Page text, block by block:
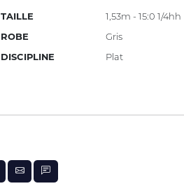
TAILLE
1,53m - 15:0 1/4hh
ROBE
Gris
DISCIPLINE
Plat